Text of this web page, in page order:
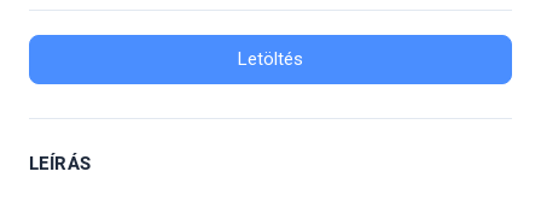
Letöltés
LEÍRÁS